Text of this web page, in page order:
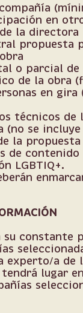
en
la directora
propuesta
o parcial de
de la obra
en
técnicos
(no se
la propuesta
de
LGBTIQ+.
constante
experto/a de
lugar